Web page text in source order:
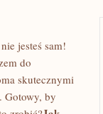
jesteś sam!
do⁢
skutecznymi
‍Gotowy, by⁤